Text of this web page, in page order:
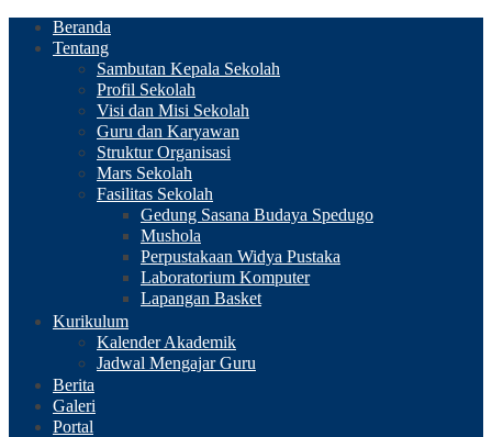
Beranda
Tentang
Sambutan Kepala Sekolah
Profil Sekolah
Visi dan Misi Sekolah
Guru dan Karyawan
Struktur Organisasi
Mars Sekolah
Fasilitas Sekolah
Gedung Sasana Budaya Spedugo
Mushola
Perpustakaan Widya Pustaka
Laboratorium Komputer
Lapangan Basket
Kurikulum
Kalender Akademik
Jadwal Mengajar Guru
Berita
Galeri
Portal